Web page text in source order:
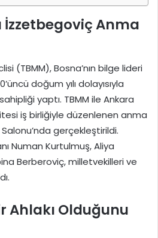
İzzetbegoviç Anma
(TBMM), Bosna’nın bilge lideri
doğum yılı dolayısıyla
yaptı. TBMM ile Ankara
iş birliğiyle düzenlenen anma
gerçekleştirildi.
Numan Kurtulmuş, Aliya
Berberoviç, milletvekilleri ve
Ahlakı Olduğunu